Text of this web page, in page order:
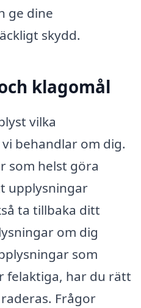
ge dine
skydd.
klagomål
vilka
behandlar om dig.
som helst göra
upplysningar
ta tillbaka ditt
om dig
som
felaktiga, har du rätt
Frågor